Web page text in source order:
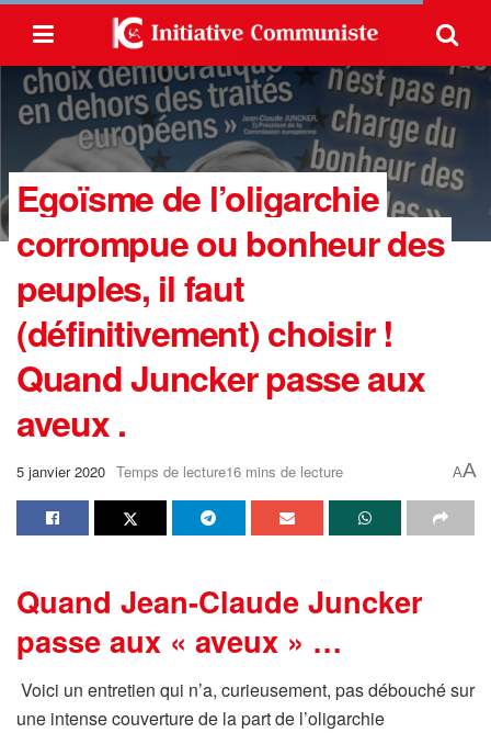
Egoïsme de l’oligarchie
corrompue ou bonheur des
peuples, il faut
(définitivement) choisir !
Quand Juncker passe aux
aveux .
5 janvier 2020 Temps de lecture16 mins de lecture AA
Quand Jean-Claude Juncker
passe aux « aveux » …
Voici un entretien qui n’a, curieusement, pas débouché sur
une intense couverture de la part de l’oligarchie